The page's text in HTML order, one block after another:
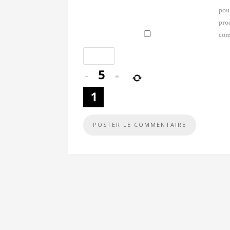
− =